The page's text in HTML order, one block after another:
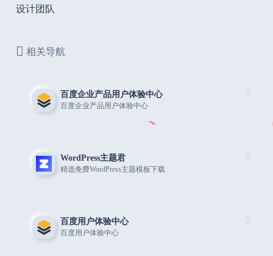
设计团队
相关导航
百度企业产品用户体验中心
百度企业产品用户体验中心
WordPress主题君
精选免费WordPress主题模板下载
百度用户体验中心
百度用户体验中心